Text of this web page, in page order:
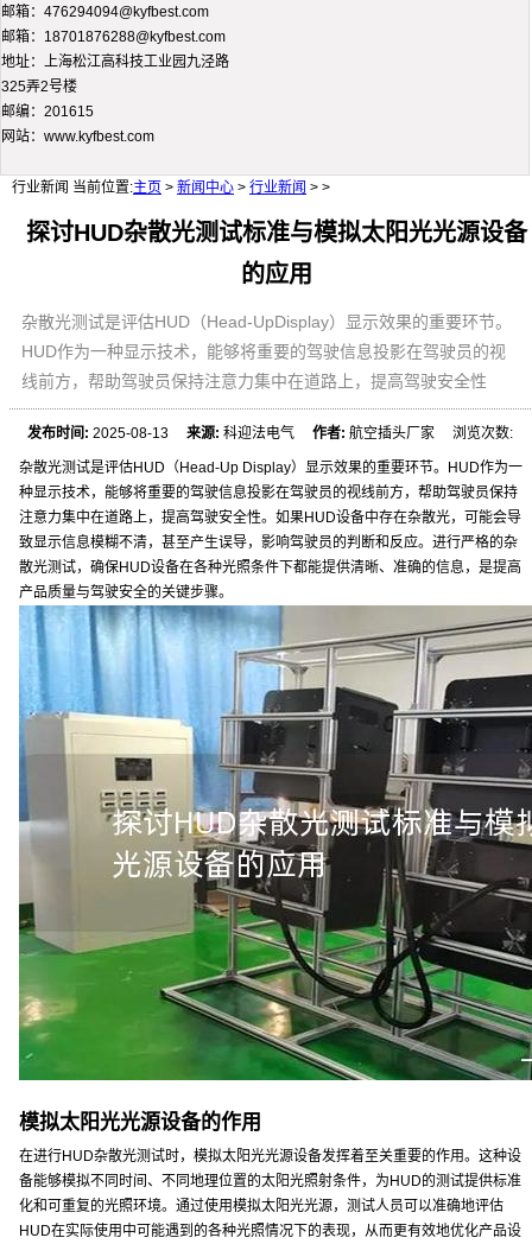
邮箱：476294094@kyfbest.com
邮箱：18701876288@kyfbest.com
地址：上海松江高科技工业园九泾路
325弄2号楼
邮编：201615
网站：www.kyfbest.com
行业新闻 当前位置:主页 > 新闻中心 > 行业新闻 > >
探讨HUD杂散光测试标准与模拟太阳光光源设备
的应用
杂散光测试是评估HUD（Head-UpDisplay）显示效果的重要环节。
HUD作为一种显示技术，能够将重要的驾驶信息投影在驾驶员的视
线前方，帮助驾驶员保持注意力集中在道路上，提高驾驶安全性
发布时间: 2025-08-13来源: 科迎法电气作者: 航空插头厂家 浏览次数:
杂散光测试是评估HUD（Head-Up Display）显示效果的重要环节。HUD作为一
种显示技术，能够将重要的驾驶信息投影在驾驶员的视线前方，帮助驾驶员保持
注意力集中在道路上，提高驾驶安全性。如果HUD设备中存在杂散光，可能会导
致显示信息模糊不清，甚至产生误导，影响驾驶员的判断和反应。进行严格的杂
散光测试，确保HUD设备在各种光照条件下都能提供清晰、准确的信息，是提高
产品质量与驾驶安全的关键步骤。
模拟太阳光光源设备的作用
在进行HUD杂散光测试时，模拟太阳光光源设备发挥着至关重要的作用。这种设
备能够模拟不同时间、不同地理位置的太阳光照射条件，为HUD的测试提供标准
化和可重复的光照环境。通过使用模拟太阳光光源，测试人员可以准确地评估
HUD在实际使用中可能遇到的各种光照情况下的表现，从而更有效地优化产品设